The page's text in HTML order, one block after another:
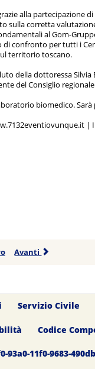
alla partecipazione
sulla corretta
al Gom-
confronto per tutti i
territorio toscano.
della dottoressa
del Consiglio
biomedico.
Avanti
Servizio Civile
Codice
11f0-9683-